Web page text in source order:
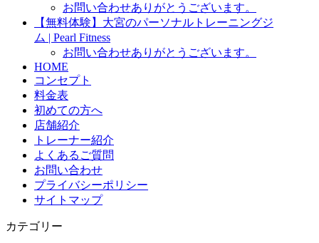
お問い合わせありがとうございます。
【無料体験】大宮のパーソナルトレーニングジ
ム | Pearl Fitness
お問い合わせありがとうございます。
HOME
コンセプト
料金表
初めての方へ
店舗紹介
トレーナー紹介
よくあるご質問
お問い合わせ
プライバシーポリシー
サイトマップ
カテゴリー